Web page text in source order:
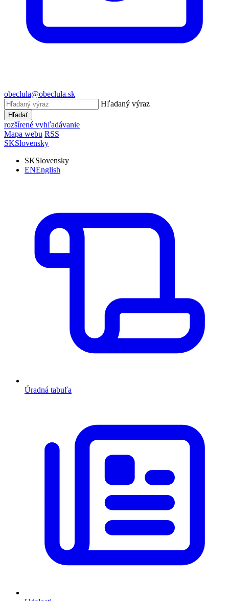
obeclula@obeclula.sk
Hľadaný výraz
Hľadať
rozšírené vyhľadávanie
Mapa webu RSS
SKSlovensky
SKSlovensky
ENEnglish
Úradná tabuľa